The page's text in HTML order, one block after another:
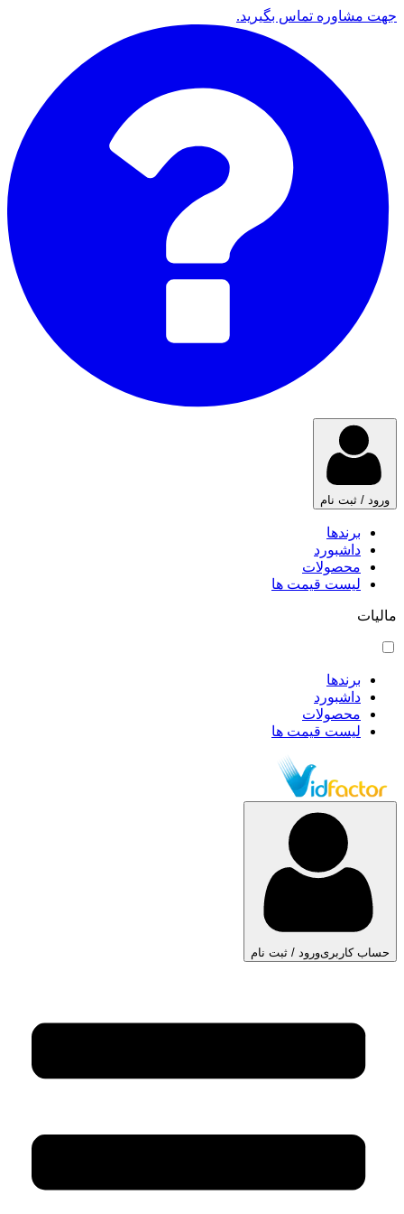
جهت مشاوره تماس بگیرید.
ورود / ثبت نام
برندها
داشبورد
محصولات
لیست قیمت ها
مالیات
برندها
داشبورد
محصولات
لیست قیمت ها
حساب کاربریورود / ثبت نام